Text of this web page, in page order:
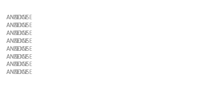
ANZEIGE
ANZEIGE
ANZEIGE
ANZEIGE
ANZEIGE
ANZEIGE
ANZEIGE
ANZEIGE